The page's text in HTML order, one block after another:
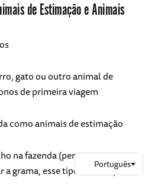
de Estimação e Animais
gato ou outro animal de
de primeira viagem
como animais de estimação
na fazenda (pense em usar
a grama, esse tipo de coisa)